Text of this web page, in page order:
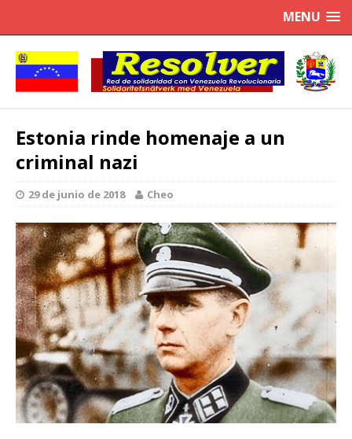
MENU
Estonia rinde homenaje a un
criminal nazi
29 de junio de 2018 Cheo